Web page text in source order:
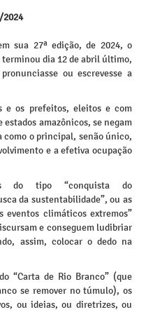
2024
sua 27ª edição, de 2024, o
terminou dia 12 de abril último,
ou escrevesse a
e os prefeitos, eleitos e com
estados amazônicos, se negam
o principal, senão único,
e a efetiva ocupação
do tipo “conquista do
da sustentabilidade”, ou as
eventos climáticos extremos”
e conseguem ludibriar
assim, colocar o dedo na
“Carta de Rio Branco” (que
se remover no túmulo), os
ou ideias, ou diretrizes, ou